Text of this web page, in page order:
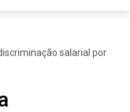
salarial por